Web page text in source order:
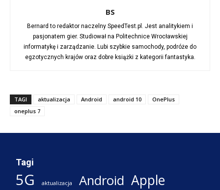
BS
Bernard to redaktor naczelny SpeedTest.pl. Jest analitykiem i
pasjonatem gier. Studiował na Politechnice Wrocławskiej
informatykę i zarządzanie. Lubi szybkie samochody, podróże do
egzotycznych krajów oraz dobre książki z kategorii fantastyka.
TAGI aktualizacja Android android 10
OnePlus
oneplus 7
Tagi
5G aktualizacja Android Apple